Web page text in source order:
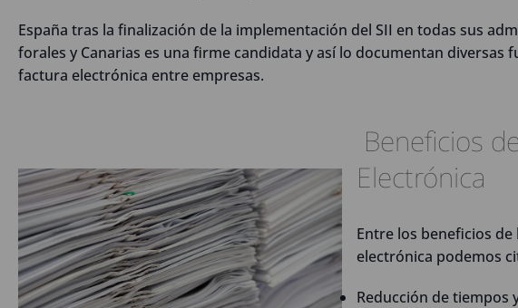
España tras la finalización de la implementación del SII en todas sus
forales y Canarias es una firme candidata y así lo documentan diversas
factura electrónica entre empresas.
Beneficios
Electrónica
Entre los beneficios
electrónica podemos
Reducción de tiempos